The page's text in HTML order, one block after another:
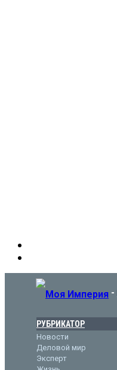
-
РУБРИКАТОР
Новости
Деловой мир
Эксперт